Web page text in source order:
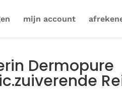
mijn account
Dermopure